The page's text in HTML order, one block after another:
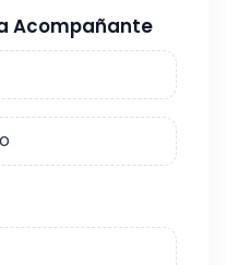
Acompañante